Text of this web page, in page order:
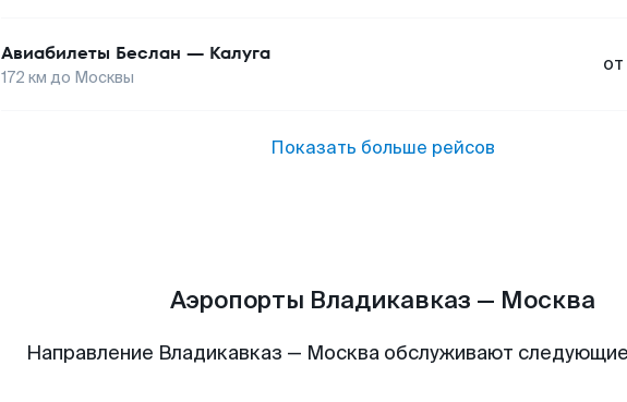
Авиабилеты Беслан — Калуга
172 км до Москвы
от
Показать больше рейсов
Аэропорты Владикавказ — Москва
Направление Владикавказ — Москва обслуживают